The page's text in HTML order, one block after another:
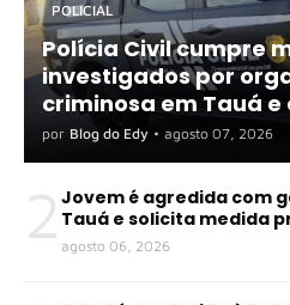
POLICIAL
Polícia Civil cumpre
investigados por
criminosa em Tauá
por Blog do Edy • agosto 07, 2026
2 Jovem é agredida com
Tauá e solicita medida
agosto 06, 2026